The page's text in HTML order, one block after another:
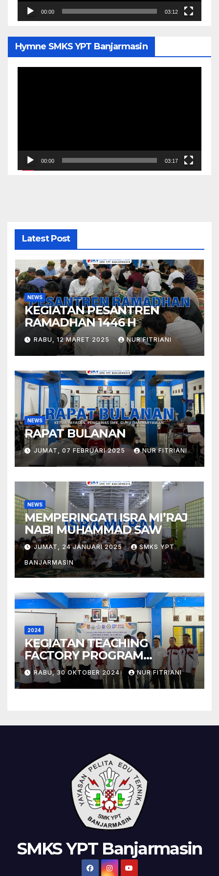
00:00 03:12
Hymne SMKS YPT Banjarmasin
00:00 03:17
Latest Post
NEWS
KEGIATAN PESANTREN
RAMADHAN 1446 H
RABU, 12 MARET 2025 NUR FITRIANI
NEWS
RAPAT BULANAN
JUMAT, 07 FEBRUARI 2025 NUR FITRIANI
NEWS
MEMPERINGATI ISRA MI’RAJ
NABI MUHAMMAD SAW
JUMAT, 24 JANUARI 2025 SMKS YPT
BANJARMASIN
2024
KEGIATAN TEACHING
FACTORY PROGRAM
KEAHLIAN DESAIN
KOMUNIKASI VISUAL SMK
YPT BANJARMASIN SEBAGAI
BANJARMASIN SEBAGAI SMK
RABU, 30 OKTOBER 2024 NUR FITRIANI
SMKS YPT Banjarmasin